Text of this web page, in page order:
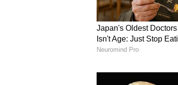
> Display > Lock
ஸ்பேஷியல் ஆடியோ:
ஷேர் செய்யப்பட்ட
பகுதியளவு திரை